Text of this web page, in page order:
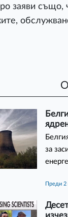
заяви
за
преди